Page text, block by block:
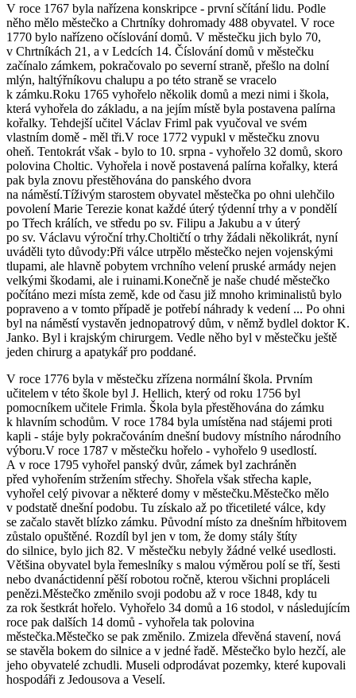
V roce 1767 byla nařízena konskripce - první sčítání lidu. Podle
něho mělo městečko a Chrtníky dohromady 488 obyvatel. V roce
1770 bylo nařízeno očíslování domů. V městečku jich bylo 70,
v Chrtníkách 21, a v Ledcích 14. Číslování domů v městečku
začínalo zámkem, pokračovalo po severní straně, přešlo na dolní
mlýn, haltýřníkovu chalupu a po této straně se vracelo
k zámku.Roku 1765 vyhořelo několik domů a mezi nimi i škola,
která vyhořela do základu, a na jejím místě byla postavena palírna
kořalky. Tehdejší učitel Václav Friml pak vyučoval ve svém
vlastním domě - měl tři.V roce 1772 vypukl v městečku znovu
oheň. Tentokrát však - bylo to 10. srpna - vyhořelo 32 domů, skoro
polovina Choltic. Vyhořela i nově postavená palírna kořalky, která
pak byla znovu přestěhována do panského dvora
na náměstí.Tíživým starostem obyvatel městečka po ohni ulehčilo
povolení Marie Terezie konat každé úterý týdenní trhy a v pondělí
po Třech králích, ve středu po sv. Filipu a Jakubu a v úterý
po sv. Václavu výroční trhy.Choltičtí o trhy žádali několikrát, nyní
uváděli tyto důvody:Při válce utrpělo městečko nejen vojenskými
tlupami, ale hlavně pobytem vrchního velení pruské armády nejen
velkými škodami, ale i ruinami.Konečně je naše chudé městečko
počítáno mezi místa země, kde od času již mnoho kriminalistů bylo
popraveno a v tomto případě je potřebí náhrady k vedení ... Po ohni
byl na náměstí vystavěn jednopatrový dům, v němž bydlel doktor K.
Janko. Byl i krajským chirurgem. Vedle něho byl v městečku ještě
jeden chirurg a apatykář pro poddané.
V roce 1776 byla v městečku zřízena normální škola. Prvním
učitelem v této škole byl J. Hellich, který od roku 1756 byl
pomocníkem učitele Frimla. Škola byla přestěhována do zámku
k hlavním schodům. V roce 1784 byla umístěna nad stájemi proti
kapli - stáje byly pokračováním dnešní budovy místního národního
výboru.V roce 1787 v městečku hořelo - vyhořelo 9 usedlostí.
A v roce 1795 vyhořel panský dvůr, zámek byl zachráněn
před vyhořením stržením střechy. Shořela však střecha kaple,
vyhořel celý pivovar a některé domy v městečku.Městečko mělo
v podstatě dnešní podobu. Tu získalo až po třicetileté válce, kdy
se začalo stavět blízko zámku. Původní místo za dnešním hřbitovem
zůstalo opuštěné. Rozdíl byl jen v tom, že domy stály štíty
do silnice, bylo jich 82. V městečku nebyly žádné velké usedlosti.
Většina obyvatel byla řemeslníky s malou výměrou polí se tří, šesti
nebo dvanáctidenní pěší robotou ročně, kterou všichni propláceli
penězi.Městečko změnilo svoji podobu až v roce 1848, kdy tu
za rok šestkrát hořelo. Vyhořelo 34 domů a 16 stodol, v následujícím
roce pak dalších 14 domů - vyhořela tak polovina
městečka.Městečko se pak změnilo. Zmizela dřevěná stavení, nová
se stavěla bokem do silnice a v jedné řadě. Městečko bylo hezčí, ale
jeho obyvatelé zchudli. Museli odprodávat pozemky, které kupovali
hospodáři z Jedousova a Veselí.